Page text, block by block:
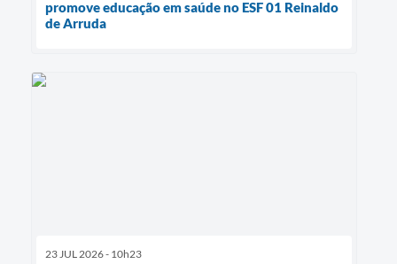
promove educação em saúde no ESF 01 Reinaldo
de Arruda
23 JUL 2026 - 10h23